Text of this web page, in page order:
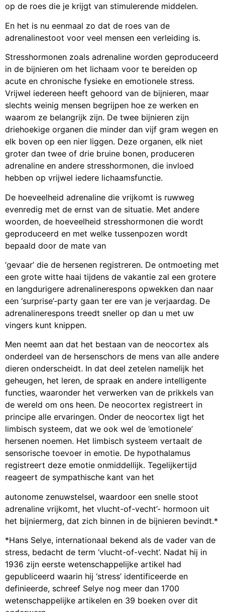
op de roes die je krijgt van stimulerende middelen.
En het is nu eenmaal zo dat de roes van de
adrenalinestoot voor veel mensen een verleiding is.
Stresshormonen zoals adrenaline worden geproduceerd
in de bijnieren om het lichaam voor te bereiden op
acute en chronische fysieke en emotionele stress.
Vrijwel iedereen heeft gehoord van de bijnieren, maar
slechts weinig mensen begrijpen hoe ze werken en
waarom ze belangrijk zijn. De twee bijnieren zijn
driehoekige organen die minder dan vijf gram wegen en
elk boven op een nier liggen. Deze organen, elk niet
groter dan twee of drie bruine bonen, produceren
adrenaline en andere stresshormonen, die invloed
hebben op vrijwel iedere lichaamsfunctie.
De hoeveelheid adrenaline die vrijkomt is ruwweg
evenredig met de ernst van de situatie. Met andere
woorden, de hoeveelheid stresshormonen die wordt
geproduceerd en met welke tussenpozen wordt
bepaald door de mate van
‘gevaar’ die de hersenen registreren. De ontmoeting met
een grote witte haai tijdens de vakantie zal een grotere
en langdurigere adrenalinerespons opwekken dan naar
een ‘surprise’-party gaan ter ere van je verjaardag. De
adrenalinerespons treedt sneller op dan u met uw
vingers kunt knippen.
Men neemt aan dat het bestaan van de neocortex als
onderdeel van de hersenschors de mens van alle andere
dieren onderscheidt. In dat deel zetelen namelijk het
geheugen, het leren, de spraak en andere intelligente
functies, waaronder het verwerken van de prikkels van
de wereld om ons heen. De neocortex registreert in
principe alle ervaringen. Onder de neocortex ligt het
limbisch systeem, dat we ook wel de ’emotionele’
hersenen noemen. Het limbisch systeem vertaalt de
sensorische toevoer in emotie. De hypothalamus
registreert deze emotie onmiddellijk. Tegelijkertijd
reageert de sympathische kant van het
autonome zenuwstelsel, waardoor een snelle stoot
adrenaline vrijkomt, het vlucht-of-vecht’- hormoon uit
het bijniermerg, dat zich binnen in de bijnieren bevindt.*
*Hans Selye, internationaal bekend als de vader van de
stress, bedacht de term ‘vlucht-of-vecht’. Nadat hij in
1936 zijn eerste wetenschappelijke artikel had
gepubliceerd waarin hij ‘stress’ identificeerde en
definieerde, schreef Selye nog meer dan 1700
wetenschappelijke artikelen en 39 boeken over dit